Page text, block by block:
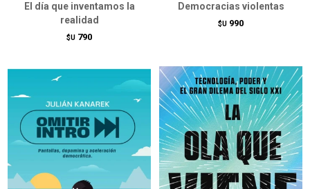
El día que inventamos la
realidad
$U 790
Democracias violentas
$U 990